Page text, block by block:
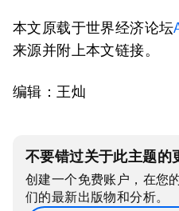
本文原载于世界经济论坛
来源并附上本文链接。
编辑：王灿
不要错过关于此主题的
创建一个免费账户，在您
们的最新出版物和分析。